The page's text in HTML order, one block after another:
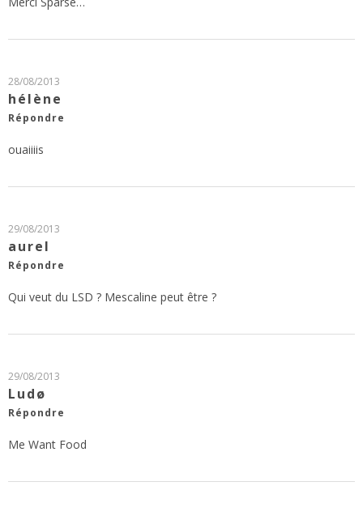
28/08/2013
hélène
Répondre
ouaiiiis
29/08/2013
aurel
Répondre
Qui veut du LSD ? Mescaline peut être ?
29/08/2013
Ludø
Répondre
Me Want Food